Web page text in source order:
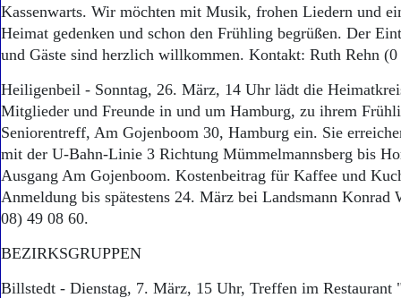
Kassenwarts. Wir möchten mit Musik, frohen Liedern und
Heimat gedenken und schon den Frühling begrüßen. Der
und Gäste sind herzlich willkommen. Kontakt: Ruth Rehn
Heiligenbeil - Sonntag, 26. März, 14 Uhr lädt die
Mitglieder und Freunde in und um Hamburg, zu ihrem
Seniorentreff, Am Gojenboom 30, Hamburg ein. Sie
mit der U-Bahn-Linie 3 Richtung Mümmelmannsberg bis
Ausgang Am Gojenboom. Kostenbeitrag für Kaffee und
Anmeldung bis spätestens 24. März bei Landsmann Konrad
08) 49 08 60.
BEZIRKSGRUPPEN
Billstedt - Dienstag, 7. März, 15 Uhr, Treffen im Restaurant